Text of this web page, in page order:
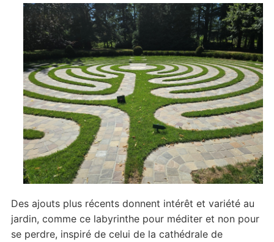
Des ajouts plus récents donnent intérêt et variété au
jardin, comme ce labyrinthe pour méditer et non pour
se perdre, inspiré de celui de la cathédrale de